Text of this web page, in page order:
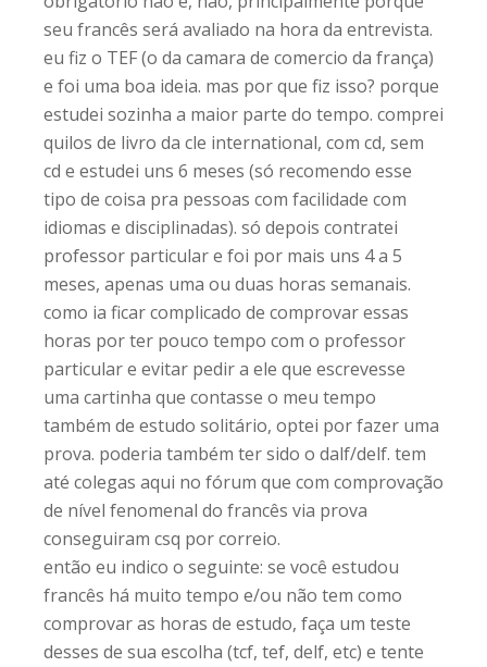
seu francês será avaliado na hora da entrevista.
eu fiz o TEF (o da camara de comercio da frança)
e foi uma boa ideia. mas por que fiz isso? porque
estudei sozinha a maior parte do tempo. comprei
quilos de livro da cle international, com cd, sem
cd e estudei uns 6 meses (só recomendo esse
tipo de coisa pra pessoas com facilidade com
idiomas e disciplinadas). só depois contratei
professor particular e foi por mais uns 4 a 5
meses, apenas uma ou duas horas semanais.
como ia ficar complicado de comprovar essas
horas por ter pouco tempo com o professor
particular e evitar pedir a ele que escrevesse
uma cartinha que contasse o meu tempo
também de estudo solitário, optei por fazer uma
prova. poderia também ter sido o dalf/delf. tem
até colegas aqui no fórum que com comprovação
de nível fenomenal do francês via prova
conseguiram csq por correio.
então eu indico o seguinte: se você estudou
francês há muito tempo e/ou não tem como
comprovar as horas de estudo, faça um teste
desses de sua escolha (tcf, tef, delf, etc) e tente